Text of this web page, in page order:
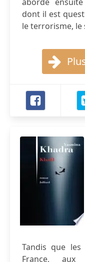
dont il est
le terrorisme, le
Tandis que
France, aux